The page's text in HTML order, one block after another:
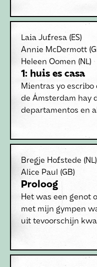
Laia Jufresa (ES)
Annie McDermott
Heleen Oomen (NL)
1: huis es casa
Mientras yo
de Ámsterdam hay
departamentos en
Bregje Hofstede (NL)
Alice Paul
(GB)
Proloog
Het was een genot
met mijn gympen
uit tevoorschijn